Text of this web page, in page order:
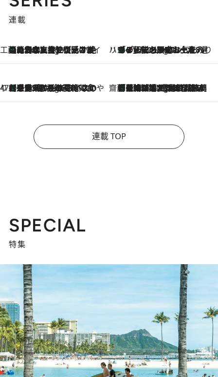
連載
工藤まやのおもてなしハワイ
4 Hours Ago
【ハワイ土産】ローカルの絶大な支持で復活！ 絶品の幻クッキー《元ファンの日本人女性が受け継いだ名店》 ハワイ賢者 リサのお気に入りリスト4 Hours Ago
あの伝説の限定トートも！ リニューアルした「ディーン＆デルーカ ハワイ」で必須のお土産8選
47都道府県の手みやげ ひんやりスイーツで夏を満喫
4 Hours Ago
【三重県】この夏絶対食べたい 冷やしておいしいおやつ3選 お餅×アイスの新感覚スイーツ 齋藤 薫 美容脳ルネサンス
4 Hours Ago
「荷物が増えるほど旅ストレスは増す」美容ジャーナリストがたどり着いた最終結論。“化粧品を劇的に減らす”感動の凝縮美容とは
連載 TOP
SPECIAL
特集